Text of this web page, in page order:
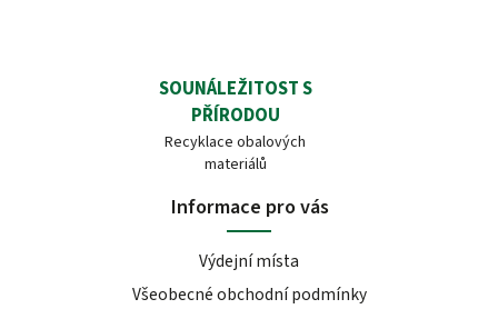
SOUNÁLEŽITOST S
PŘÍRODOU
Recyklace obalových
materiálů
Informace pro vás
Výdejní místa
Všeobecné obchodní podmínky